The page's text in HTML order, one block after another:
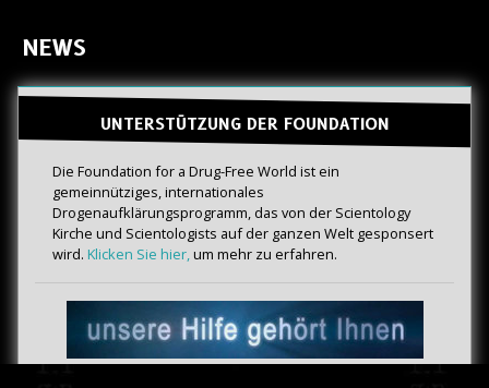
NEWS
UNTERSTÜTZUNG DER FOUNDATION
Die Foundation for a Drug-Free World ist ein
gemeinnütziges, internationales
Drogenaufklärungsprogramm, das von der Scientology
Kirche und Scientologists auf der ganzen Welt gesponsert
wird. Klicken Sie hier,um mehr zu erfahren.